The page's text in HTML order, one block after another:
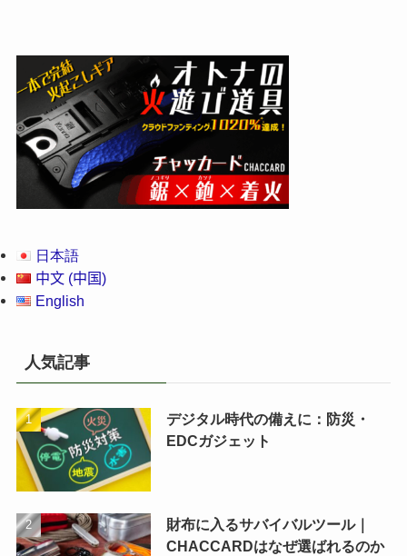
日本語
中文 (中国)
English
人気記事
デジタル時代の備えに：防災・
EDCガジェット
財布に入るサバイバルツール｜
CHACCARDはなぜ選ばれるのか